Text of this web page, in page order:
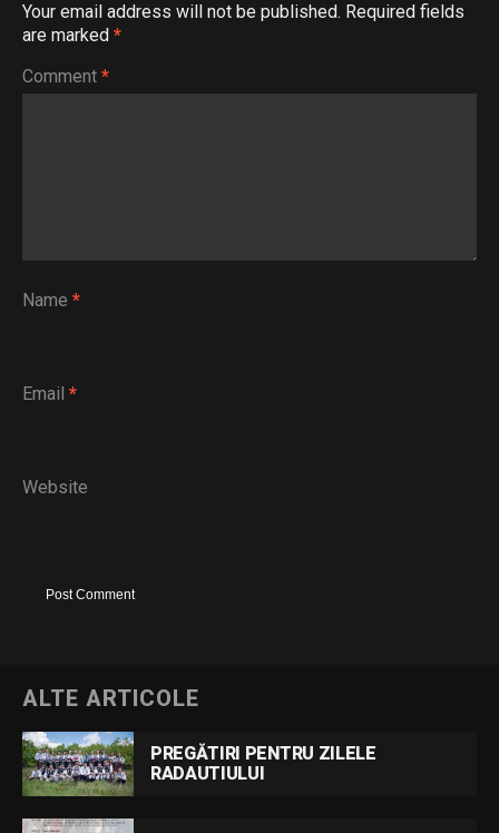
Your email address will not be published. Required fields
are marked *
Comment *
Name *
Email *
Website
ALTE ARTICOLE
PREGĂTIRI PENTRU ZILELE
RADAUTIULUI